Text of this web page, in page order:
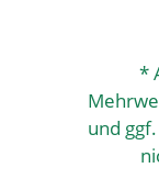
*
und